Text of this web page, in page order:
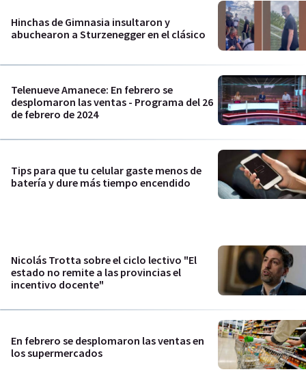
Hinchas de Gimnasia insultaron y
abuchearon a Sturzenegger en el clásico
Telenueve Amanece: En febrero se
desplomaron las ventas - Programa del 26
de febrero de 2024
Tips para que tu celular gaste menos de
batería y dure más tiempo encendido
Nicolás Trotta sobre el ciclo lectivo "El
estado no remite a las provincias el
incentivo docente"
En febrero se desplomaron las ventas en
los supermercados